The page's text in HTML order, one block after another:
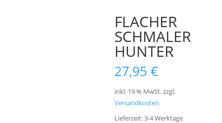
FLACHER
SCHMALER
HUNTER
27,95€
inkl. 19 % MwSt.zzgl.
Versandkosten
Lieferzeit:3-4 Werktage